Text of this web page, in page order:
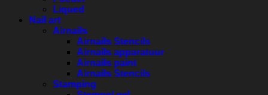
Liqued
Nail art
Airnails
Airnails Stencils
Airnails apparatuur
Airnails paint
Airnails Stencils
Stamping